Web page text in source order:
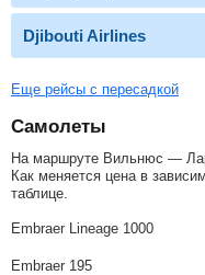
Djibouti Airlines
Еще рейсы с пересадкой
Самолеты
На маршруте Вильнюс —
Как меняется цена в
таблице.
Embraer Lineage 1000
Embraer 195